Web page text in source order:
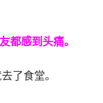
都感到头痛。
了食堂。